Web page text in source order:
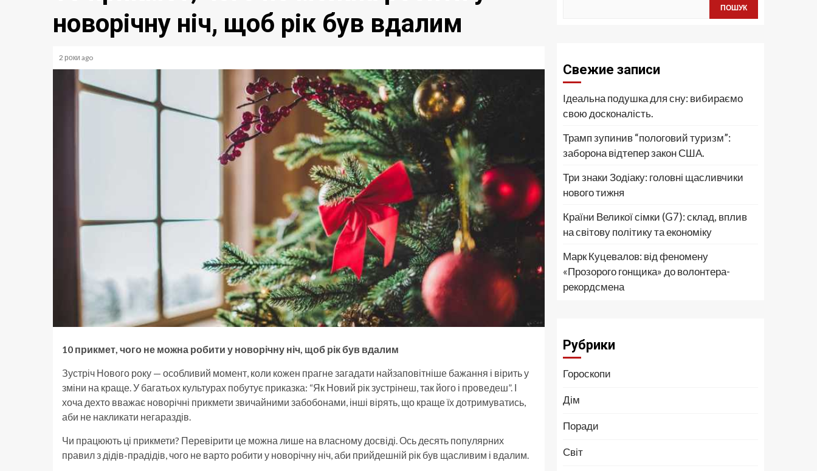
новорічну ніч, щоб рік був вдалим
2 роки ago
10 прикмет, чого не можна робити у новорічну ніч, щоб рік був вдалим
Зустріч Нового року — особливий момент, коли кожен прагне загадати найзаповітніше бажання і вірить у
зміни на краще. У багатьох культурах побутує приказка: “Як Новий рік зустрінеш, так його і проведеш”. І
хоча дехто вважає новорічні прикмети звичайними забобонами, інші вірять, що краще їх дотримуватись,
аби не накликати негараздів.
Чи працюють ці прикмети? Перевірити це можна лише на власному досвіді. Ось десять популярних
правил з дідів-прадідів, чого не варто робити у новорічну ніч, аби прийдешній рік був щасливим і вдалим.
ПОШУК
Свежие записи
Ідеальна подушка для сну: вибираємо
свою досконалість.
Трамп зупинив “пологовий туризм”:
заборона відтепер закон США.
Три знаки Зодіаку: головні щасливчики
нового тижня
Країни Великої сімки (G7): склад, вплив
на світову політику та економіку
Марк Куцевалов: від феномену
«Прозорого гонщика» до волонтера-
рекордсмена
Рубрики
Гороскопи
Дім
Поради
Світ